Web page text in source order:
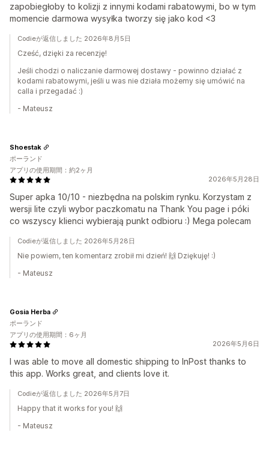
zapobiegłoby to kolizji z innymi kodami rabatowymi, bo w tym
momencie darmowa wysyłka tworzy się jako kod <3
Codieが返信しました 2026年8月5日
Cześć, dzięki za recenzję!
Jeśli chodzi o naliczanie darmowej dostawy - powinno działać z
kodami rabatowymi, jeśli u was nie działa możemy się umówić na
calla i przegadać :)
- Mateusz
2026年5月28日
Super apka 10/10 - niezbędna na polskim rynku. Korzystam z
wersji lite czyli wybor paczkomatu na Thank You page i póki
co wszyscy klienci wybierają punkt odbioru :) Mega polecam
Shoestak
ポーランド
アプリの使用期間：約2ヶ月
Codieが返信しました 2026年5月28日
Nie powiem, ten komentarz zrobił mi dzień! 🙌 Dziękuję! :)
- Mateusz
2026年5月6日
I was able to move all domestic shipping to InPost thanks to
this app. Works great, and clients love it.
Gosia Herba
ポーランド
アプリの使用期間：6ヶ月
Codieが返信しました 2026年5月7日
Happy that it works for you! 🙌
- Mateusz